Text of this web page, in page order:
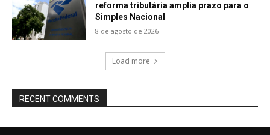
reforma tributária amplia prazo para o
Simples Nacional
8 de agosto de 2026
Load more
RECENT COMMENTS